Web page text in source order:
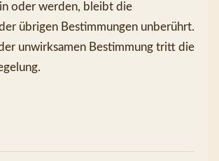
oder werden, bleibt die
übrigen Bestimmungen unberührt.
unwirksamen Bestimmung tritt die